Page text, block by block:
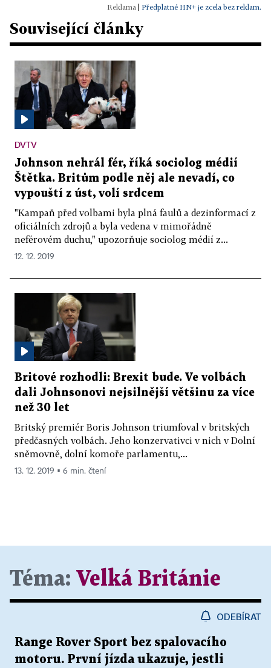
Předplatné HN+ je zcela bez reklam.
Související články
DVTV
Johnson nehrál fér, říká sociolog médií
Štětka. Britům podle něj ale nevadí, co
vypouští z úst, volí srdcem
"Kampaň před volbami byla plná faulů a dezinformací z
oficiálních zdrojů a byla vedena v mimořádně
neférovém duchu," upozorňuje sociolog médií z...
12. 12. 2019
Britové rozhodli: Brexit bude. Ve volbách
dali Johnsonovi nejsilnější většinu za více
než 30 let
Britský premiér Boris Johnson triumfoval v britských
předčasných volbách. Jeho konzervativci v nich v Dolní
sněmovně, dolní komoře parlamentu,...
13. 12. 2019 ▪ 6 min. čtení
Téma: Velká Británie
ODEBÍRAT
Range Rover Sport bez spalovacího
motoru. První jízda ukazuje, jestli